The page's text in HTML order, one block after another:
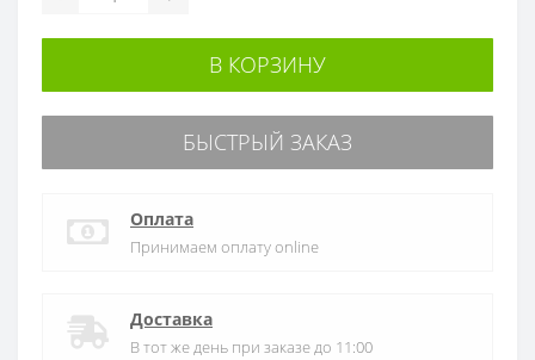
В КОРЗИНУ
БЫСТРЫЙ ЗАКАЗ
Оплата
Принимаем оплату online
Доставка
В тот же день при заказе до 11:00